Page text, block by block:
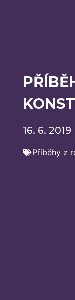
16. 6. 2019
Příběhy z